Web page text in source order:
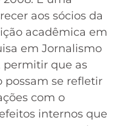
aos sócios da
acadêmica em
em Jornalismo
permitir que as
possam se refletir
com o
internos que